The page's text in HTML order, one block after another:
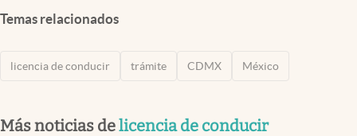
Temas relacionados
licencia de conducir trámite CDMX México
Más noticias delicencia de conducir